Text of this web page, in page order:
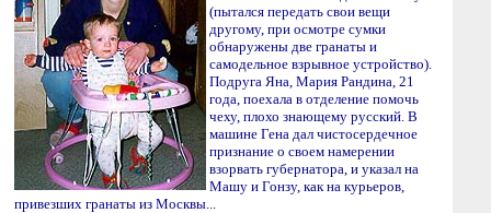
(пытался передать свои вещи
другому, при осмотре сумки
обнаружены две гранаты и
самодельное взрывное устройство).
Подруга Яна, Мария Рандина, 21
года, поехала в отделение помочь
чеху, плохо знающему русский. В
машине Гена дал чистосердечное
признание о своем намерении
взорвать губернатора, и указал на
Машу и Гонзу, как на курьеров,
привезших гранаты из Москвы...